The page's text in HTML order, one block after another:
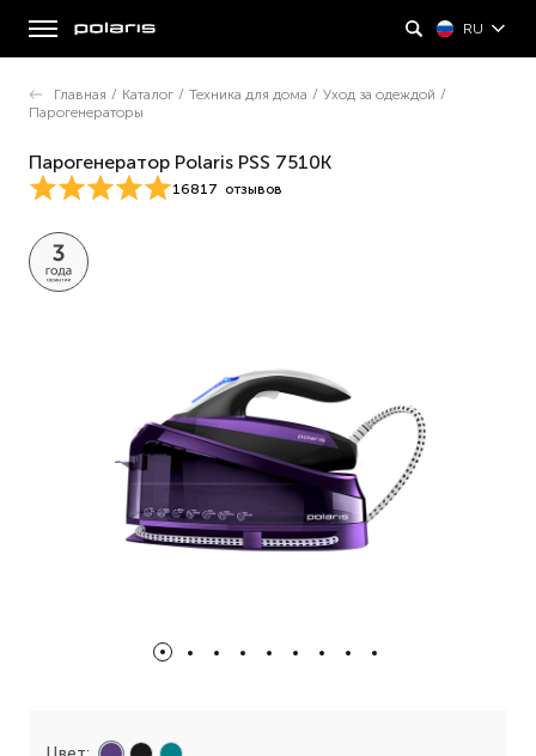
RU
Главная / Каталог / Техника для дома / Уход за одеждой /
Парогенераторы
Парогенератор Polaris PSS 7510K
16817 отзывов